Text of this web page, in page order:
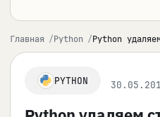
Главная Python Python
PYTHON